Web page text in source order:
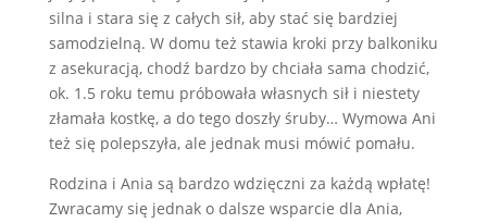
silna i stara się z całych sił, aby stać się bardziej
samodzielną. W domu też stawia kroki przy balkoniku
z asekuracją, chodź bardzo by chciała sama chodzić,
ok. 1.5 roku temu próbowała własnych sił i niestety
złamała kostkę, a do tego doszły śruby… Wymowa Ani
też się polepszyła, ale jednak musi mówić pomału.
Rodzina i Ania są bardzo wdzięczni za każdą wpłatę!
Zwracamy się jednak o dalsze wsparcie dla Ania,